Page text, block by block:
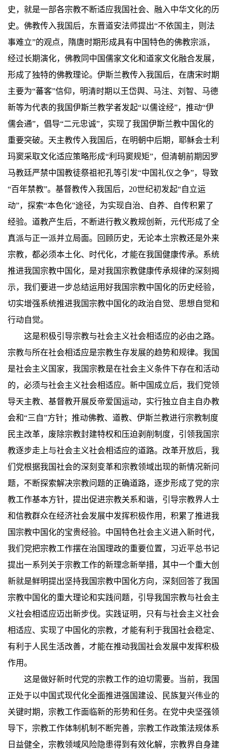
史，就是一部各宗教不断适应我国社会、融入中华文化的历
史。佛教传入我国后，东晋道安法师提出“不依国主，则法
事难立”的观点，隋唐时期形成具有中国特色的佛教宗派，
经过长期演化，佛教同中国儒家文化和道家文化融合发展，
形成了独特的佛教理论。伊斯兰教传入我国后，在唐宋时期
主要为“蕃客”信仰，明清时期以王岱舆、马注、刘智、马德
新等为代表的我国伊斯兰教学者发起“以儒诠经”，推动“伊
儒会通”，倡导“二元忠诚”，实现了我国伊斯兰教中国化的
重要突破。天主教传入我国后，在明朝中后期，耶稣会士利
玛窦采取文化适应策略形成“利玛窦规矩”，但清朝前期因罗
马教廷严禁中国教徒祭祖祀孔等引发“中国礼仪之争”，导致
“百年禁教”。基督教传入我国后，20世纪初发起“自立运
动”，探索“本色化”途径，为实现自治、自养、自传积累了
经验。道教产生后，不断进行教义教规创新，元代形成了全
真派与正一派并立局面。回顾历史，无论本土宗教还是外来
宗教，都必须本土化、时代化，才能在我国健康传承。系统
推进我国宗教中国化，是对我国宗教健康传承规律的深刻揭
示，我们要进一步总结运用好我国宗教中国化的历史经验，
切实增强系统推进我国宗教中国化的政治自觉、思想自觉和
行动自觉。
这是积极引导宗教与社会主义社会相适应的必由之路。
宗教与所在社会相适应是宗教生存发展的趋势和规律。我国
是社会主义国家，我国宗教是在社会主义条件下存在和活动
的，必须与社会主义社会相适应。新中国成立后，我们党领
导天主教、基督教开展反帝爱国运动，实行独立自主自办教
会和“三自”方针；推动佛教、道教、伊斯兰教进行宗教制度
民主改革，废除宗教封建特权和压迫剥削制度，引领我国宗
教逐步走上与社会主义社会相适应的道路。改革开放后，我
们党根据我国社会的深刻变革和宗教领域出现的新情况新问
题，不断探索解决宗教问题的正确道路，逐步形成了党的宗
教工作基本方针，提出促进宗教关系和谐，引导宗教界人士
和信教群众在经济社会发展中发挥积极作用，积累了推进我
国宗教中国化的宝贵经验。中国特色社会主义进入新时代，
我们党把宗教工作摆在治国理政的重要位置，习近平总书记
提出一系列关于宗教工作的新理念新举措，其中一个重大创
新就是鲜明提出坚持我国宗教中国化方向，深刻回答了我国
宗教中国化的重大理论和实践问题，引导我国宗教与社会主
义社会相适应迈出新步伐。实践证明，只有与社会主义社会
相适应、实现了中国化的宗教，才能有利于我国社会稳定、
有利于人民生活改善，才能在推动我国社会发展中发挥积极
作用。
这是做好新时代党的宗教工作的迫切需要。当前，我国
正处于以中国式现代化全面推进强国建设、民族复兴伟业的
关键时期，宗教工作面临新的形势和任务。在党中央坚强领
导下，宗教工作体制机制不断完善，宗教工作政策法规体系
日益健全，宗教领域风险隐患得到有效化解，宗教界自身建